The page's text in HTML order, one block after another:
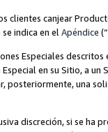
clientes canjear
indica en el Apéndice
Especiales
en su Sitio, a
posteriormente, una
discreción, si se